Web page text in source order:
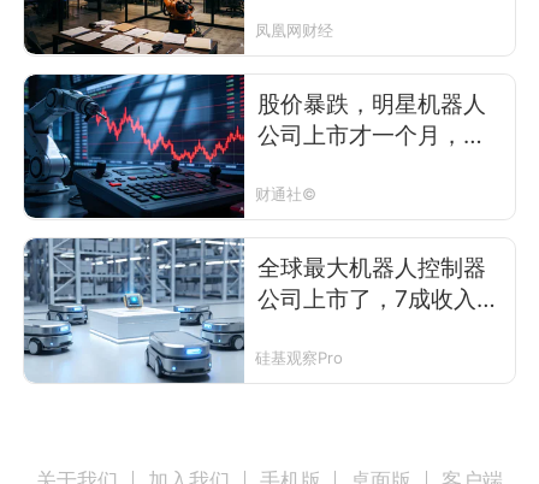
凤凰网财经
股价暴跌，明星机器人
公司上市才一个月，又
财通社©
全球最大机器人控制器
公司上市了，7成收入却
硅基观察Pro